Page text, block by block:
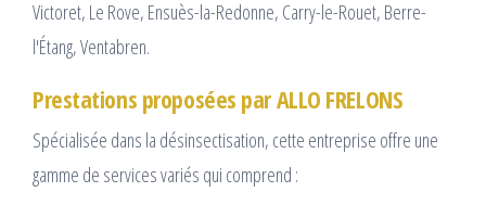
Victoret, Le Rove, Ensuès-la-Redonne, Carry-le-Rouet, Berre-
l'Étang, Ventabren.
Prestations proposées par ALLO FRELONS
Spécialisée dans la désinsectisation, cette entreprise offre une
gamme de services variés qui comprend :